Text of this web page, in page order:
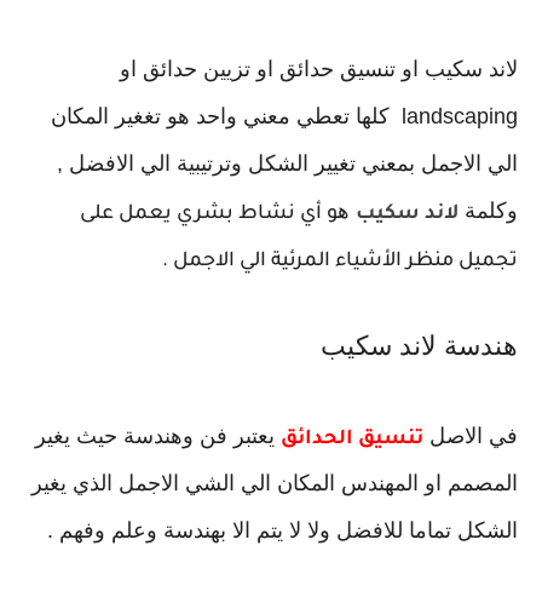
لاند سكيب او تنسيق حدائق او تزيين حدائق او
landscaping كلها تعطي معني واحد هو تغغير المكان
الي الاجمل بمعني تغيير الشكل وترتيبية الي الافضل ,
وكلمة لاند سكيب هو أي نشاط بشري يعمل على
تجميل منظر الأشياء المرئية الي الاجمل .
هندسة لاند سكيب
في الاصل تنسيق الحدائق يعتبر فن وهندسة حيث يغير
المصمم او المهندس المكان الي الشي الاجمل الذي يغير
الشكل تماما للافضل ولا لا يتم الا بهندسة وعلم وفهم .